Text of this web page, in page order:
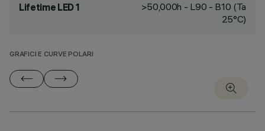
Lifetime LED 1
>50,000h - L90 - B10 (Ta
25°C)
GRAFICI E CURVE POLARI